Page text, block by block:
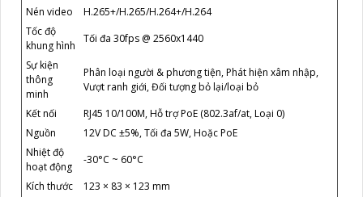
Nén video
H.265+/H.265/H.264+/H.264
Tốc độ
khung hình
Tối đa 30fps @ 2560x1440
Sự kiện
thông
minh
Phân loại người & phương tiện, Phát hiện xâm nhập,
Vượt ranh giới, Đối tượng bỏ lại/loại bỏ
Kết nối
RJ45 10/100M, Hỗ trợ PoE (802.3af/at, Loại 0)
Nguồn
12V DC ±5%, Tối đa 5W, Hoặc PoE
Nhiệt độ
hoạt động
-30°C ~ 60°C
Kích thước
123 × 83 × 123 mm